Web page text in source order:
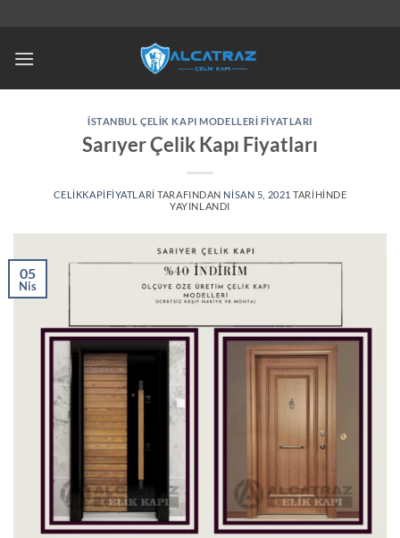
İSTANBUL ÇELIK KAPI MODELLERI FIYATLARI
Sarıyer Çelik Kapı Fiyatları
CELIKKAPIFIYATLARI TARAFINDAN NISAN 5, 2021 TARIHINDE
YAYINLANDI
05
Nis